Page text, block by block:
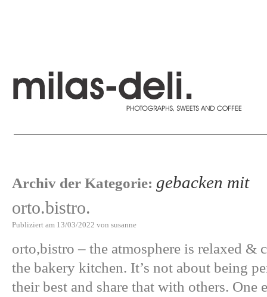
Archiv der Kategorie: gebacken mit
orto.bistro.
Publiziert am 13/03/2022 von susanne
orto,bistro – the atmosphere is relaxed &
the bakery kitchen. It’s not about being
their best and share that with others. One